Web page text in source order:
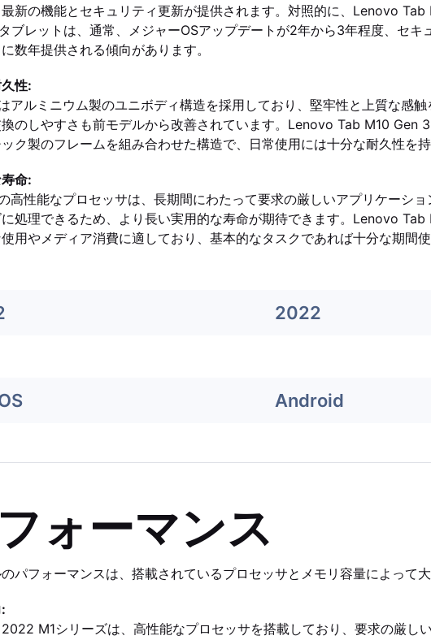
新の機能とセキュリティ更新が提供されます。対照的に、Lenovo Tab
ブレットは、通常、メジャーOSアップデートが2年から3年程度、セキ
に数年提供される傾向があります。
性:
アルミニウム製のユニボディ構造を採用しており、堅牢性と上質な感触
のしやすさも前モデルから改善されています。Lenovo Tab M10 Gen
ク製のフレームを組み合わせた構造で、日常使用には十分な耐久性を持
命:
高性能なプロセッサは、長期間にわたって要求の厳しいアプリケーシ
処理できるため、より長い実用的な寿命が期待できます。Lenovo
用やメディア消費に適しており、基本的なタスクであれば十分な期間使
2022
Android
ォーマンス
パフォーマンスは、搭載されているプロセッサとメモリ容量によって大
M1シリーズは、高性能なプロセッサを搭載しており、要求の厳し